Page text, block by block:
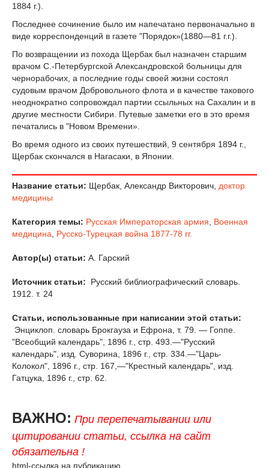
1884 г.).
Последнее сочинение было им напечатано первоначально в
виде корреспонденций в газете "Порядок»(1880—81 г.г.).
По возвращении из похода Щербак был назначен старшим
врачом С.-Петербургской Александровской больницы для
чернорабочих, a последние годы своей жизни состоял
судовым врачом Добровольного флота и в качестве такового
неоднократно сопровождал партии ссыльных на Сахалин и в
другие местности Сибири. Путевые заметки его в это время
печатались в "Новом Времени».
Во время одного из своих путешествий, 9 сентября 1894 г.,
Щербак скончался в Нагасаки, в Японии.
Название статьи: Щербак, Александр Викторович, доктор
медицины
Категория темы: Русская Императорская армия
Военная
медицина
Русско-Турецкая война 1877-78 гг.
Автор(ы) статьи: А. Гарский
Источник статьи:
Русский библиографический словарь.
1912. т. 24
Статьи, использованные при написании этой статьи:
Энциклоп. словарь Брокгауза и Ефрона, т. 79. — Гоппе.
"Всеобщий календарь", 1896 г., стр. 493.—"Русский
календарь", изд. Суворина, 1896 г., стр. 334.—"Царь-
Колокол", 1896 г., стр. 167,—"Крестный календарь", изд.
Гатцука, 1896 г., стр. 62.
ВАЖНО: При перепечатывании или
цитировании статьи, ссылка на сайт
обязательна !
html-ссылка на публикацию